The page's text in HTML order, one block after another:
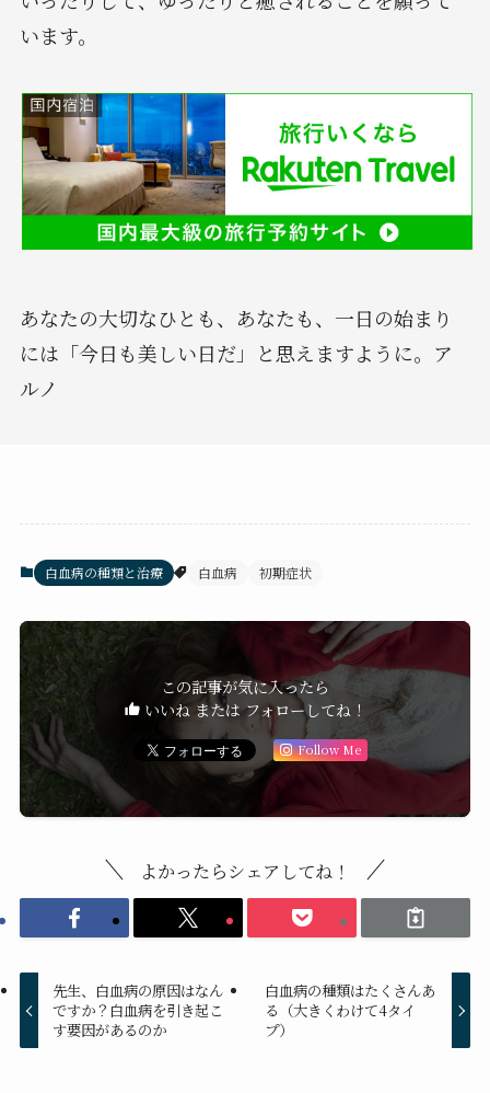
います。
あなたの大切なひとも、あなたも、一日の始まり
には「今日も美しい日だ」と思えますように。ア
ルノ
白血病の種類と治療 白血病 初期症状
この記事が気に入ったら
いいね または フォローしてね！
Follow Me
よかったらシェアしてね！
先生、白血病の原因はなん
ですか？白血病を引き起こ
す要因があるのか
白血病の種類はたくさんあ
る（大きくわけて4タイ
プ）